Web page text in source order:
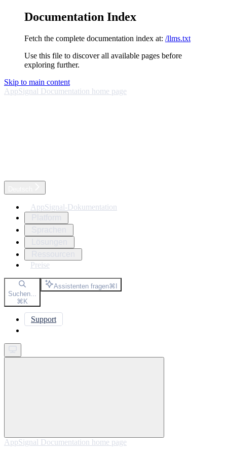
Documentation Index
Fetch the complete documentation index at: /llms.txt
Use this file to discover all available pages before
exploring further.
Skip to main content
AppSignal Documentation home page
AppSignal-Dokumentation
Preise
Suchen...
⌘K
Assistenten fragen⌘I
Support
AppSignal Documentation home page